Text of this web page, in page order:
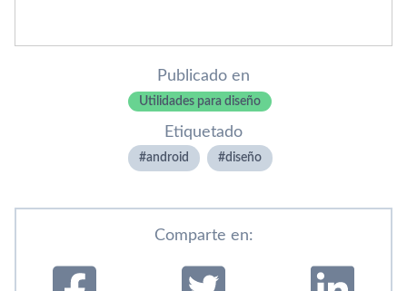
Publicado en
Utilidades para diseño
Etiquetado
android diseño
Comparte en: